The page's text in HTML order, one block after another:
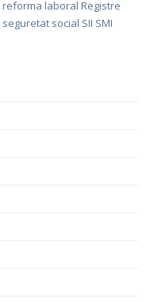
reforma laboral Registre
seguretat social SII SMI